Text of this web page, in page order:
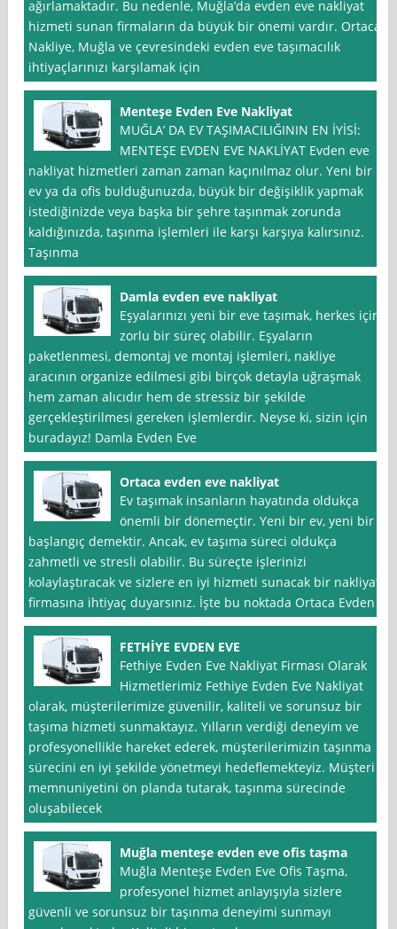
ağırlamaktadır. Bu nedenle, Muğla’da evden eve nakliyat
hizmeti sunan firmaların da büyük bir önemi vardır. Ortaca
Nakliye, Muğla ve çevresindeki evden eve taşımacılık
ihtiyaçlarınızı karşılamak için
Menteşe Evden Eve Nakliyat
MUĞLA’ DA EV TAŞIMACILIĞININ EN İYİSİ:
MENTEŞE EVDEN EVE NAKLİYAT Evden eve
nakliyat hizmetleri zaman zaman kaçınılmaz olur. Yeni bir
ev ya da ofis bulduğunuzda, büyük bir değişiklik yapmak
istediğinizde veya başka bir şehre taşınmak zorunda
kaldığınızda, taşınma işlemleri ile karşı karşıya kalırsınız.
Taşınma
Damla evden eve nakliyat
Eşyalarınızı yeni bir eve taşımak, herkes için
zorlu bir süreç olabilir. Eşyaların
paketlenmesi, demontaj ve montaj işlemleri, nakliye
aracının organize edilmesi gibi birçok detayla uğraşmak
hem zaman alıcıdır hem de stressiz bir şekilde
gerçekleştirilmesi gereken işlemlerdir. Neyse ki, sizin için
buradayız! Damla Evden Eve
Ortaca evden eve nakliyat
Ev taşımak insanların hayatında oldukça
önemli bir dönemeçtir. Yeni bir ev, yeni bir
başlangıç demektir. Ancak, ev taşıma süreci oldukça
zahmetli ve stresli olabilir. Bu süreçte işlerinizi
kolaylaştıracak ve sizlere en iyi hizmeti sunacak bir nakliyat
firmasına ihtiyaç duyarsınız. İşte bu noktada Ortaca Evden
FETHİYE EVDEN EVE
Fethiye Evden Eve Nakliyat Firması Olarak
Hizmetlerimiz Fethiye Evden Eve Nakliyat
olarak, müşterilerimize güvenilir, kaliteli ve sorunsuz bir
taşıma hizmeti sunmaktayız. Yılların verdiği deneyim ve
profesyonellikle hareket ederek, müşterilerimizin taşınma
sürecini en iyi şekilde yönetmeyi hedeflemekteyiz. Müşteri
memnuniyetini ön planda tutarak, taşınma sürecinde
oluşabilecek
Muğla menteşe evden eve ofis taşma
Muğla Menteşe Evden Eve Ofis Taşma,
profesyonel hizmet anlayışıyla sizlere
güvenli ve sorunsuz bir taşınma deneyimi sunmayı